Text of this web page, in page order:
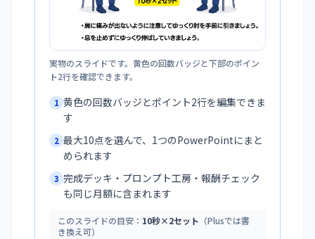
実物のスライドです。黄色の回数バッジと下部のポイン
ト2行を確認できます。
1 黄色の回数バッジとポイント2行を編集できま
す
2 最大10点を選んで、1つのPowerPointにまと
められます
3 完成デッキ・プロンプト工房・報酬チェック
も同じ月額に含まれます
このスライドの目安： 10秒×2セット （Plusでは書
き換え可）